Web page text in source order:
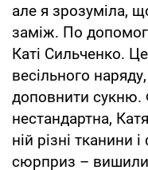
але я зрозуміла,
заміж. По
Каті Сильченко.
весільного
доповнити
нестандартна,
ній різні тканини
сюрприз – вишили